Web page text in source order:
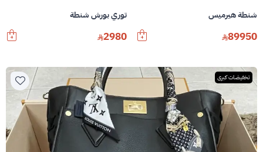
شنطة هيرميس
89950
توري بورش شنطة
2980
تخفيضات كبرى